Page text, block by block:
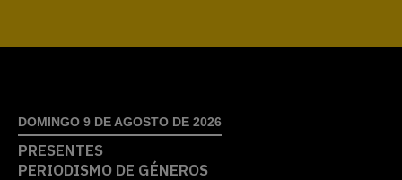
DOMINGO 9 DE AGOSTO DE 2026
PRESENTES
PERIODISMO DE GÉNEROS